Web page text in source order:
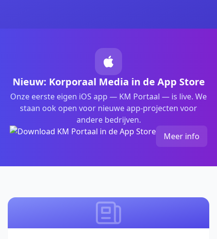
Nieuw: Korporaal Media in de App Store
Onze eerste eigen iOS app — KM Portaal — is live. We
staan ook open voor nieuwe app-projecten voor
andere bedrijven.
Meer info